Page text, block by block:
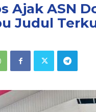
Ajak ASN
Judul